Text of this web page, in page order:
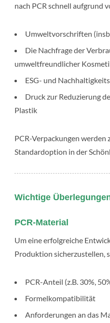
nach PCR schnell aufgrund
Umweltvorschriften
Die Nachfrage der
umweltfreundlicher
ESG- und
Druck zur Reduzierung
Plastik
PCR-Verpackungen werden
Standardoption in der
Wichtige
PCR-Material
Um eine erfolgreiche
Produktion sicherzustellen,
PCR-Anteil (z.B. 30%,
Formelkompatibilität
Anforderungen an das